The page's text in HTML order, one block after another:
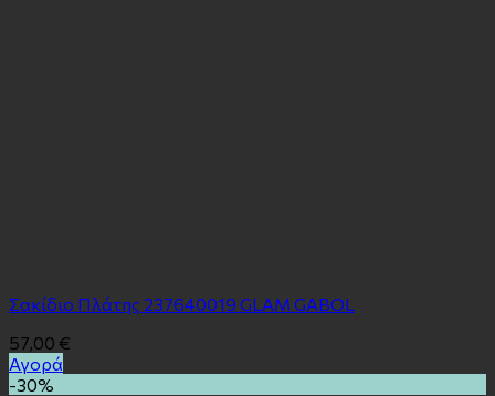
Σακίδιο Πλάτης 237640019 GLAM GABOL
57,00 €
Αγορά
-30%